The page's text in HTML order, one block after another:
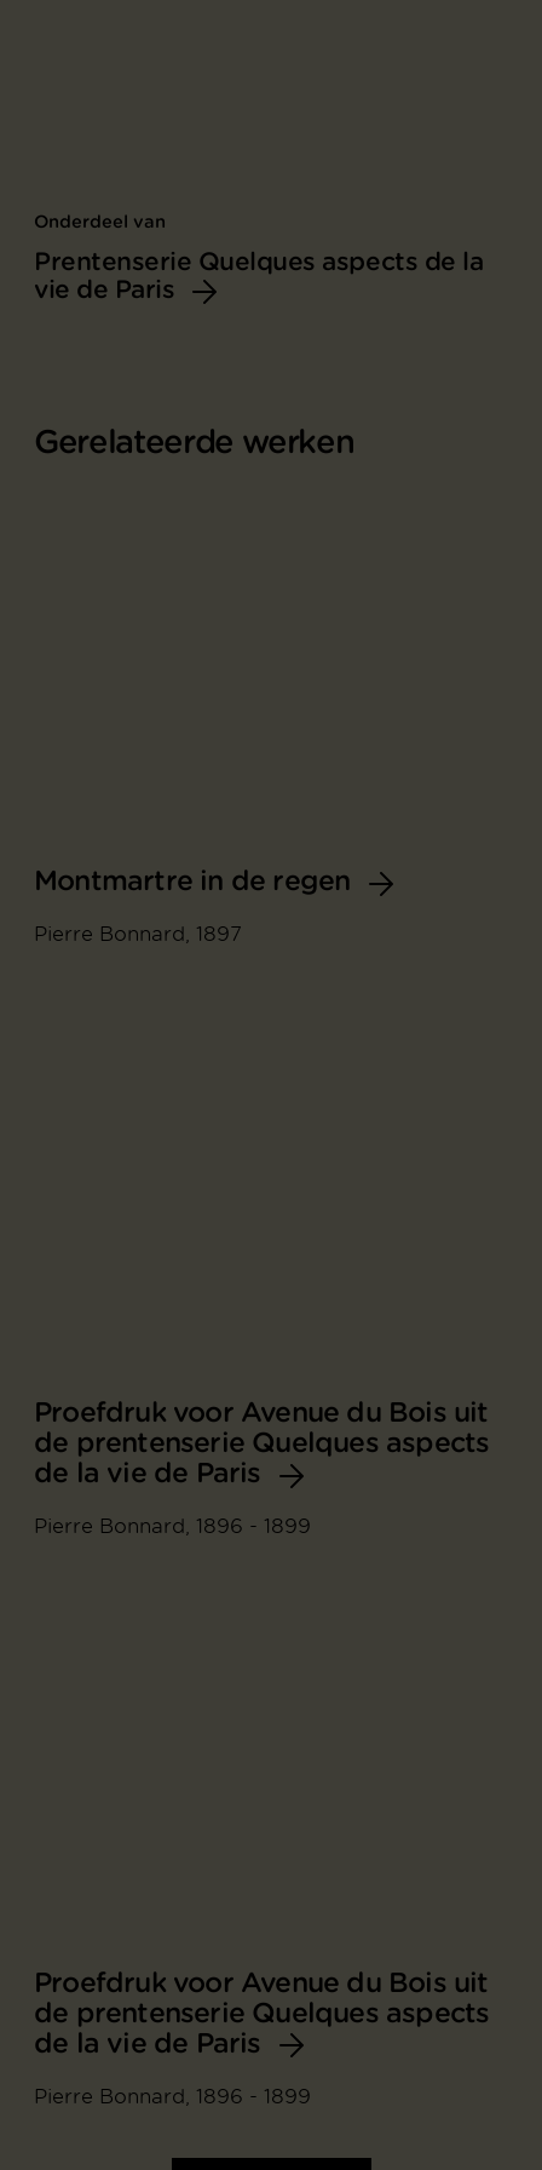
Onderdeel van
Prentenserie Quelques aspects de la
vie de Paris
Gerelateerde werken
Montmartre in de regen
Pierre Bonnard, 1897
Proefdruk voor Avenue du Bois uit
de prentenserie Quelques aspects
de la vie de Paris
Pierre Bonnard, 1896 - 1899
Proefdruk voor Avenue du Bois uit
de prentenserie Quelques aspects
de la vie de Paris
Pierre Bonnard, 1896 - 1899